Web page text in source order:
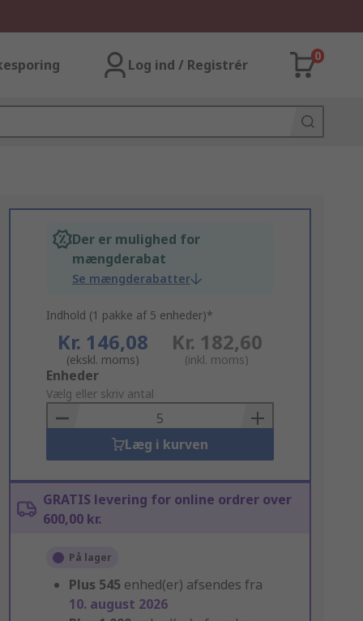
Log ind / Registrér
0
Der er mulighed for
mængderabat
Se mængderabatter
Indhold (1 pakke af 5 enheder)*
Kr. 146,08
(ekskl. moms)
Kr. 182,60
(inkl. moms)
Add
to
Basket
Enheder
Vælg eller skriv antal
Læg i kurven
GRATIS levering for online ordrer over
600,00 kr.
På lager
Plus 545 enhed(er) afsendes fra
10. august 2026